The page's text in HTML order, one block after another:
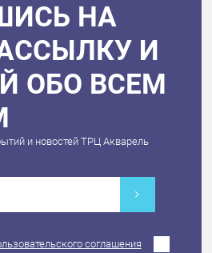
НА
И
ОБО ВСЕМ
и новостей ТРЦ Акварель
соглашения